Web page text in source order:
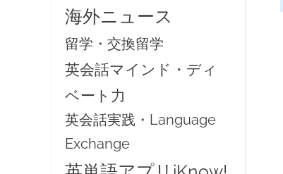
海外ニュース
留学・交換留学
英会話マインド・ディ
ベート力
英会話実践・Language
Exchange